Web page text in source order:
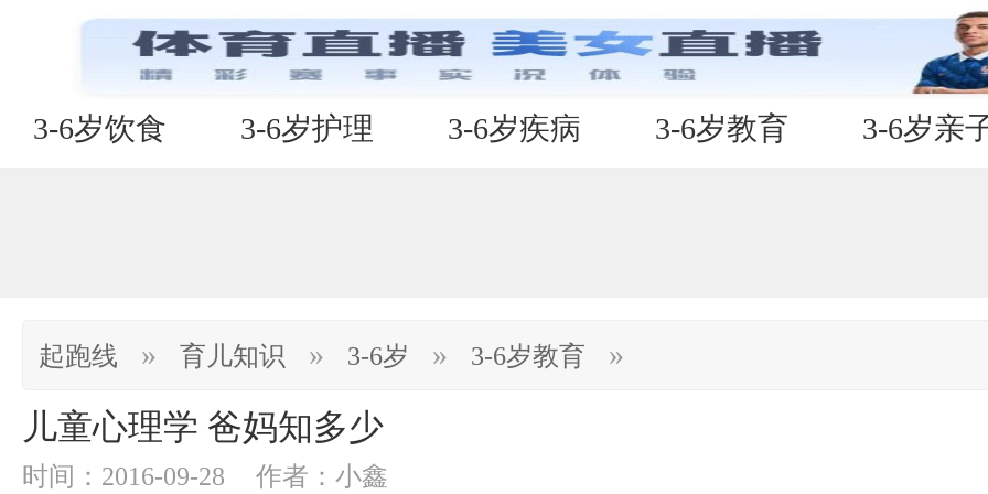
3-6岁饮食 3-6岁护理 3-6岁疾病 3-6岁教育 3-6岁亲
起跑线 » 育儿知识 » 3-6岁 » 3-6岁教育 »
儿童心理学 爸妈知多少
时间：2016-09-28 作者：小鑫